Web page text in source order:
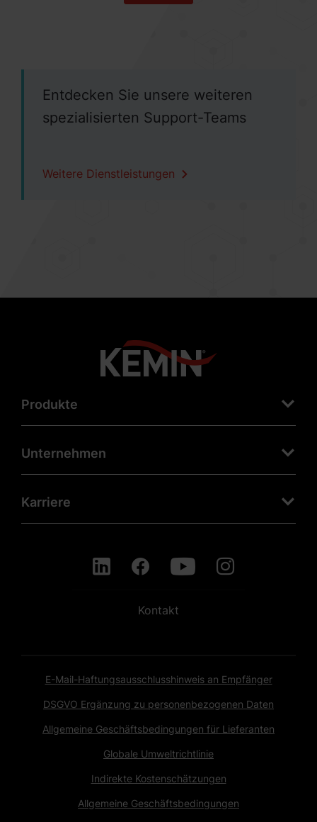
Entdecken Sie unsere weiteren
spezialisierten Support-Teams
Weitere Dienstleistungen
Produkte
Unternehmen
Karriere
Kontakt
E-Mail-Haftungsausschlusshinweis an Empfänger
DSGVO Ergänzung zu personenbezogenen Daten
Allgemeine Geschäftsbedingungen für Lieferanten
Globale Umweltrichtlinie
Indirekte Kostenschätzungen
Allgemeine Geschäftsbedingungen